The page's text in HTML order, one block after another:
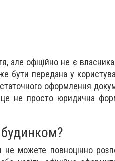
але офіційно не є
бути передана у
оформлення
не просто юридична
можете повноцінно